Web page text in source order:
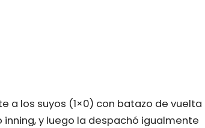
a los suyos (1×0) con batazo de vuelta
y luego la despachó igualmente